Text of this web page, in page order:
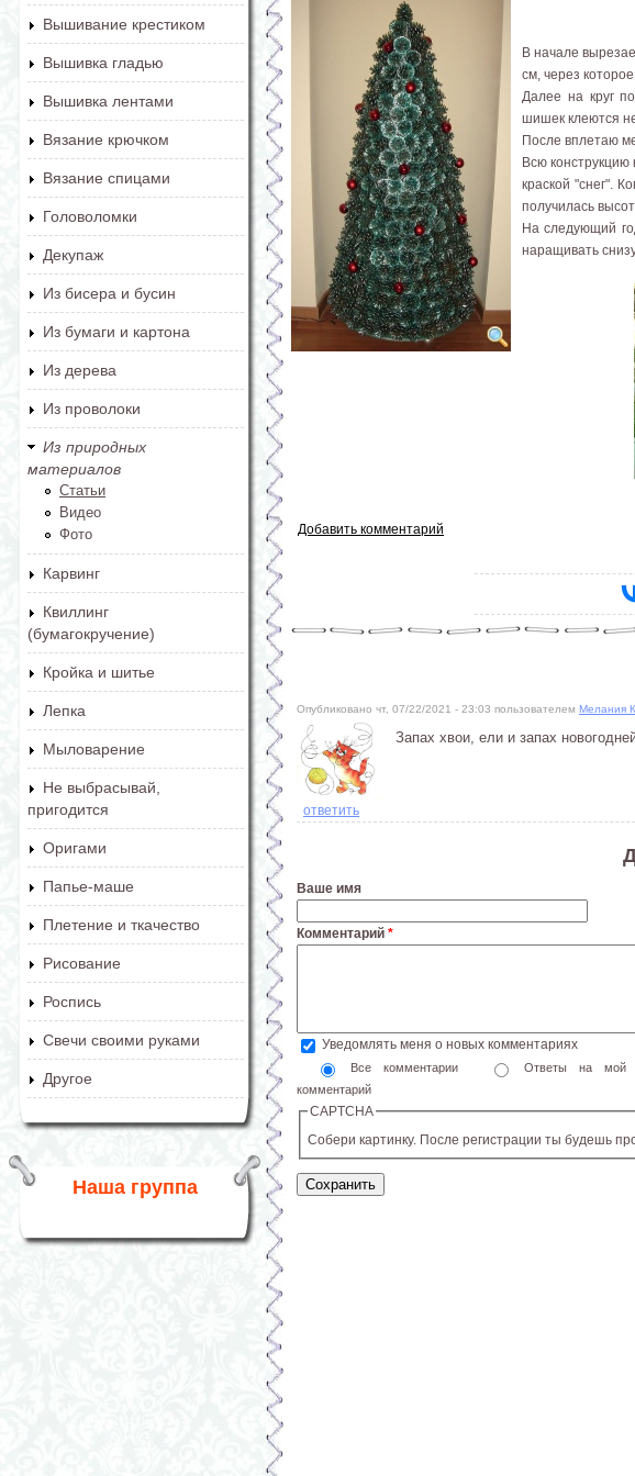
Вышивание крестиком
Вышивка гладью
Вышивка лентами
Вязание крючком
Вязание спицами
Головоломки
Декупаж
Из бисера и бусин
Из бумаги и картона
Из дерева
Из проволоки
Из природных
материалов
Статьи
Видео
Фото
Карвинг
Квиллинг
(бумагокручение)
Кройка и шитье
Лепка
Мыловарение
Не выбрасывай,
пригодится
Оригами
Папье-маше
Плетение и ткачество
Рисование
Роспись
Свечи своими руками
Другое
Наша группа
В начале
см, через
Далее на круг
шишек клеются
После вплетаю
Всю
краской "снег".
получилась
На следующий
наращивать
Добавить комментарий
Опубликовано чт, 07/22/2021 - 23:03 пользователем Мелания
Запах хвои, ели и запах
ответить
Ваше имя
Комментарий *
Уведомлять меня о новых комментариях
Все комментарии
Ответы на мой
комментарий
CAPTCHA
Собери картинку. После регистрации ты будешь